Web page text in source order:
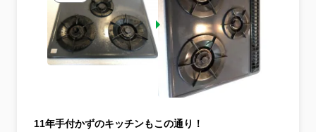
11年手付かずのキッチンもこの通り！